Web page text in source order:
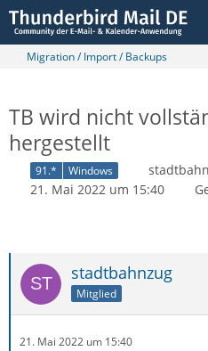
Migration / Import / Backups
TB wird nicht
hergestellt
91.* Windows
21. Mai 2022 um 15:40
stadtbahnzug
Mitglied
21. Mai 2022 um 15:40